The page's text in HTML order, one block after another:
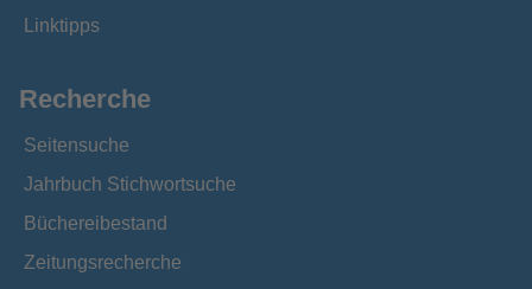
Linktipps
Recherche
Seitensuche
Jahrbuch Stichwortsuche
Büchereibestand
Zeitungsrecherche